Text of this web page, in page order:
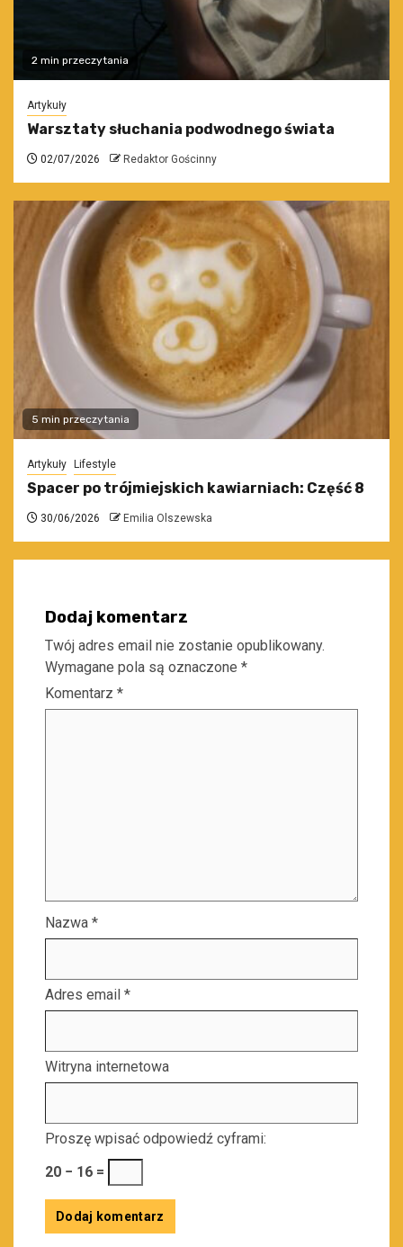
2 min przeczytania
Artykuły
Warsztaty słuchania podwodnego świata
02/07/2026 Redaktor Gościnny
5 min przeczytania
Artykuły Lifestyle
Spacer po trójmiejskich kawiarniach: Część 8
30/06/2026 Emilia Olszewska
Dodaj komentarz
Twój adres email nie zostanie opublikowany.
Wymagane pola są oznaczone *
Komentarz *
Nazwa *
Adres email *
Witryna internetowa
Proszę wpisać odpowiedź cyframi:
20 − 16 =